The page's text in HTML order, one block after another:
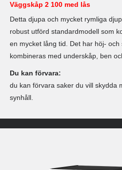
Väggskåp 2 100 med lås
Detta djupa och mycket rymliga
robust utförd standardmodell som
en mycket lång tid. Det har höj-
kombineras med underskåp, ben
Du kan förvara:
du kan förvara saker du vill skydda
synhåll.